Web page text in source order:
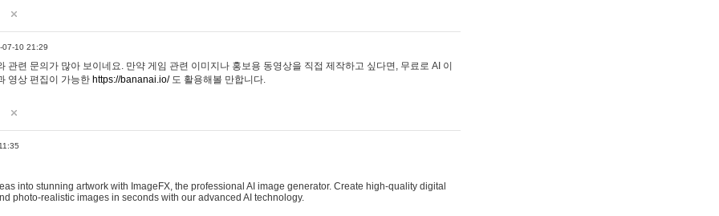
07-10 21:29
관련 문의가 많아 보이네요. 만약 게임 관련 이미지나 홍보용 동영상을 직접 제작하고 싶다면, 무료로 AI 이
영상 편집이 가능한 https://bananai.io/도 활용해볼 만합니다.
into stunning artwork with ImageFX, the professional AI image generator. Create high-quality digital
photo-realistic images in seconds with our advanced AI technology.